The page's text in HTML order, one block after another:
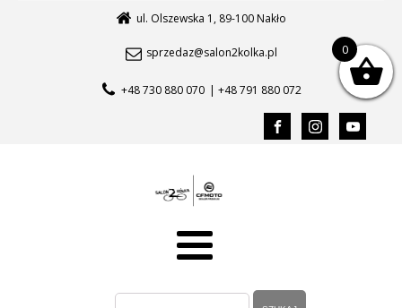
ul. Olszewska 1, 89-100 Nakło
sprzedaz@salon2kolka.pl
+48 730 880 070 | +48 791 880 072
0